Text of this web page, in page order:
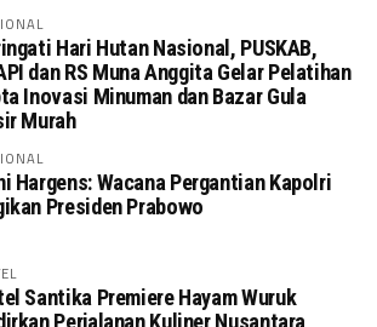
Hari Hutan Nasional, PUSKAB,
dan RS Muna Anggita Gelar Pelatihan
Inovasi Minuman dan Bazar Gula
Murah
Hargens: Wacana Pergantian Kapolri
Presiden Prabowo
Santika Premiere Hayam Wuruk
Perjalanan Kuliner Nusantara